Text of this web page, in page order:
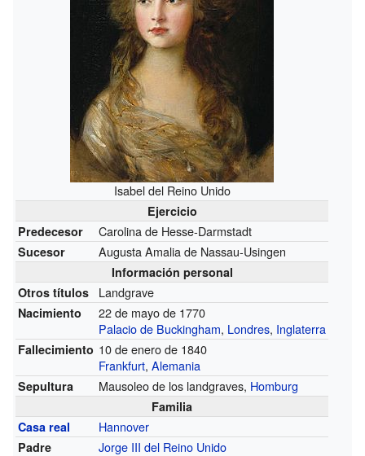
Isabel del Reino Unido
Ejercicio
Predecesor
Carolina de Hesse-Darmstadt
Sucesor Augusta Amalia de Nassau-Usingen
Información personal
Otros títulos
Landgrave
Nacimiento
22 de mayo de 1770
Palacio de Buckingham, Londres, Inglaterra
Fallecimiento 10 de enero de 1840
Frankfurt,Alemania
Sepultura Mausoleo de los landgraves, Homburg
Familia
Casa real
Hannover
Padre Jorge III del Reino Unido